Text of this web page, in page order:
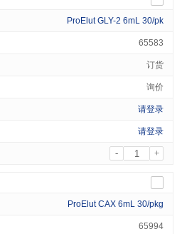
ProElut GLY-2 6mL 30/pk
65583
订货
询价
请登录
请登录
- +
ProElut CAX 6mL 30/pkg
65994